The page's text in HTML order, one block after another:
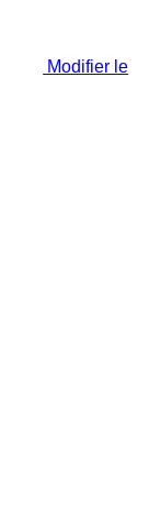
Modifier le